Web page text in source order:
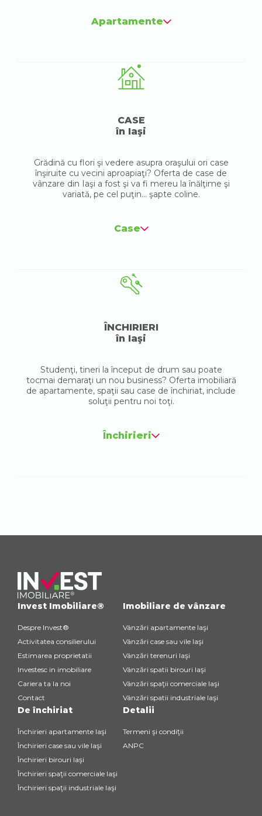
Apartamente
CASE
în Iaşi
Grădină cu flori şi vedere asupra oraşului ori case
înşiruite cu vecini aproapiaţi? Oferta de case de
vânzare din Iaşi a fost şi va fi mereu la înălţime şi
variată, pe cel puţin... şapte coline.
Case
ÎNCHIRIERI
în Iaşi
Studenţi, tineri la început de drum sau poate
tocmai demaraţi un nou business? Oferta imobiliară
de apartamente, spaţii sau case de închiriat, include
soluţii pentru noi toţi.
Închirieri
Invest Imobiliare®
Despre Invest®
Activitatea consilierului
Estimarea proprietatii
Investesc in imobiliare
Cariera ta la noi
Contact
Imobiliare de vânzare
Vânzări apartamente Iaşi
Vânzări case sau vile Iaşi
Vânzări terenuri Iaşi
Vânzări spatii birouri Iaşi
Vânzări spaţii comerciale Iaşi
Vânzări spatii industriale Iaşi
De închiriat
Închirieri apartamente Iaşi
Închirieri case sau vile Iaşi
Închirieri birouri Iaşi
Închirieri spaţii comerciale Iaşi
Închirieri spaţii industriale Iaşi
Detalii
Termeni şi condiţii
ANPC